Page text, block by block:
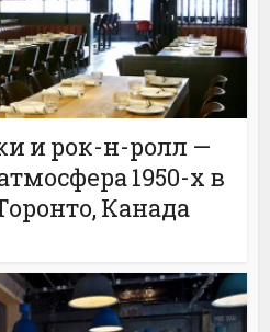
и рок-н-ролл —
1950-х в
Канада